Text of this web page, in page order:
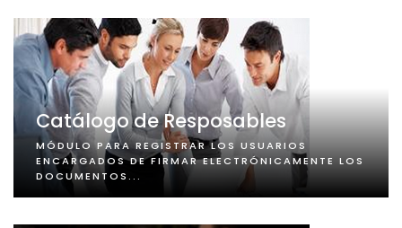
Catálogo de Resposables
MÓDULO PARA REGISTRAR LOS USUARIOS
ENCARGADOS DE FIRMAR ELECTRÓNICAMENTE LOS
DOCUMENTOS...